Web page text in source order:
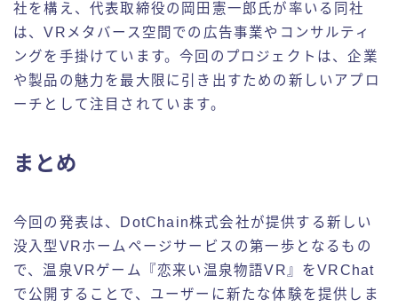
社を構え、代表取締役の岡田憲一郎氏が率いる同社
は、VRメタバース空間での広告事業やコンサルティ
ングを手掛けています。今回のプロジェクトは、企業
や製品の魅力を最大限に引き出すための新しいアプロ
ーチとして注目されています。
まとめ
今回の発表は、DotChain株式会社が提供する新しい
没入型VRホームページサービスの第一歩となるもの
で、温泉VRゲーム『恋来い温泉物語VR』をVRChat
で公開することで、ユーザーに新たな体験を提供しま